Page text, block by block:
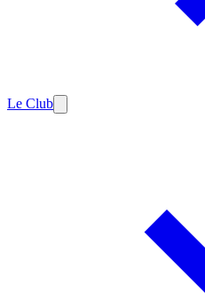
Le Club